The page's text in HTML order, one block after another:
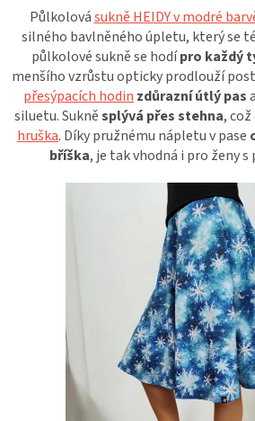
Půlkolovásukně HEIDY v modré
silného bavlněného úpletu, který se
půlkolové sukně se hodípro každý
menšího vzrůstu opticky prodlouží
přesýpacích hodin zdůrazní útlý pas
siluetu. Sukněsplývá přes stehna,
hruška. Díky pružnému nápletu v pase
bříška, je tak vhodná i pro ženy s